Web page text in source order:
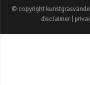
© copyright
disclaimer